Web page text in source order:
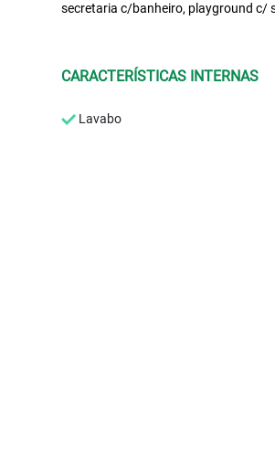
secretaria c/banheiro, playground c/
CARACTERÍSTICAS INTERNAS
Lavabo